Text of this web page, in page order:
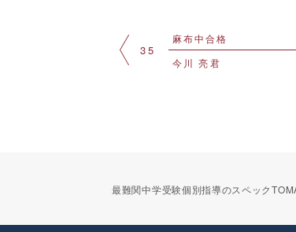
35
麻布中合格
今川 亮君
最難関中学受験個別指導のスペック